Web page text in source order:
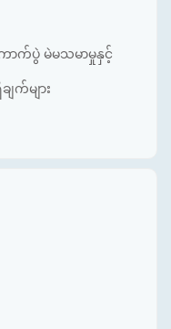
ာက်ပွဲ မဲမသမာမှုနှင့်
ျက်များ